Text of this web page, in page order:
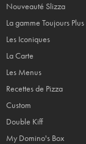
Nouveauté Slizza
La gamme Toujours Plus
Les Iconiques
La Carte
Les Menus
Recettes de Pizza
Custom
Double Kiff
My Domino's Box